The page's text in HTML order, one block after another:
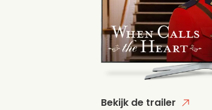
Bekijk de trailer